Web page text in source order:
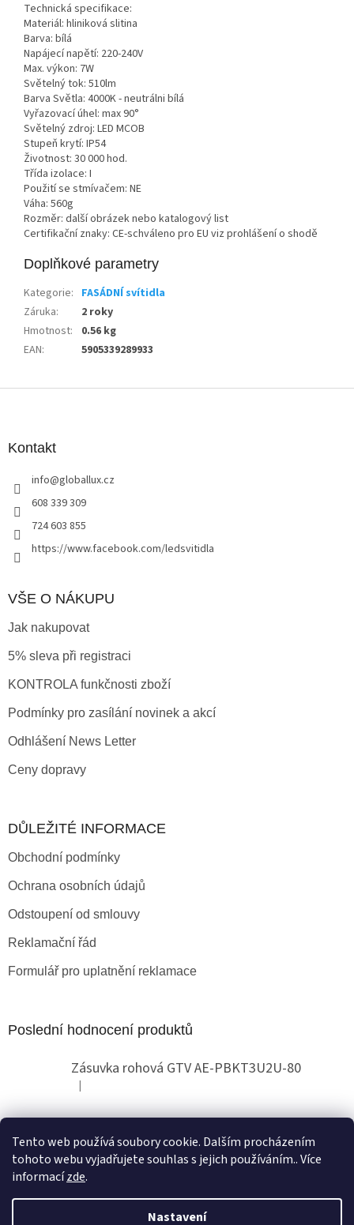
Tento web používá soubory cookie. Dalším procházením
tohoto webu vyjadřujete souhlas s jejich používáním.. Více
informacízde.
Nastavení
Technická specifikace:
Materiál: hliniková slitina
Barva: bílá
Napájecí napětí: 220-240V
Max. výkon: 7W
Světelný tok: 510lm
Barva Světla: 4000K - neutrálni bílá
Vyřazovací úhel: max 90°
Světelný zdroj: LED MCOB
Stupeň krytí: IP54
Životnost: 30 000 hod.
Třída izolace: I
Použití se stmívačem: NE
Váha: 560g
Rozměr: další obrázek nebo katalogový list
Certifikační znaky: CE-schváleno pro EU viz prohlášení o shodě
Doplňkové parametry
Kategorie: FASÁDNÍ svítidla
Záruka:
2 roky
Hmotnost:
0.56 kg
EAN: 5905339289933
Kontakt
info@globallux.cz
608 339 309
724 603 855
https://www.facebook.com/ledsvitidla
VŠE O NÁKUPU
Jak nakupovat
5% sleva při registraci
KONTROLA funkčnosti zboží
Podmínky pro zasílání novinek a akcí
Odhlášení News Letter
Ceny dopravy
DŮLEŽITÉ INFORMACE
Obchodní podmínky
Ochrana osobních údajů
Odstoupení od smlouvy
Reklamační řád
Formulář pro uplatnění reklamace
Poslední hodnocení produktů
Zásuvka rohová GTV AE-PBKT3U2U-80
Hodnocení produktu je 2 z 5 hvězdiček.
|
Obchodní pokyny
Vytvořil Shoptet